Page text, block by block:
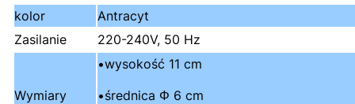
kolor
Antracyt
Zasilanie
220-240V, 50 Hz
Wymiary
•wysokość 11 cm
•średnica Φ 6 cm